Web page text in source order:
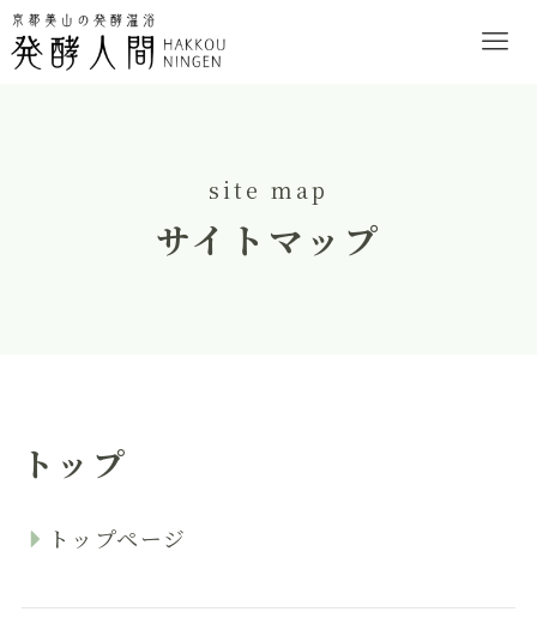
site map
サイトマップ
トップ
トップページ